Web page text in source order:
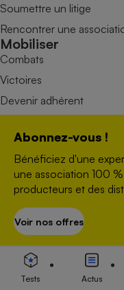
Abonnez-vous !
Bénéficiez d'une
une association 100
producteurs et des
Voir nos offres
Soumettre un litige
Rencontrer une
Mobiliser
Combats
Victoires
Devenir adhérent
Faire un don
Nous contacter
Données personnelles
Tests Actus